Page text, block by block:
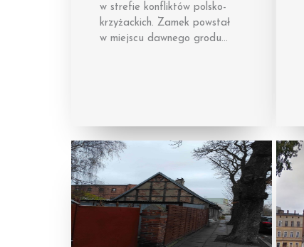
w strefie konfliktów polsko-
krzyżackich. Zamek powstał
w miejscu dawnego grodu…